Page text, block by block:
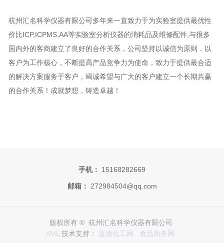
杭州汇名科学仪器有限公司多年来一直致力于为实验室提供最优性
价比ICP,ICPMS,AA等实验室分析仪器的消耗品及维修配件,与很多
国内外的客商建立了良好的合作关系，公司坚持以诚信为原则，以
客户为工作核心，不断提高产品竞争力为使命，致力于提供最合适
的解决方案服务于客户，竭诚希望与广大的客户建立一个长期共赢
的合作关系！成就梦想，铸造卓越！
手机： 15168282669
邮箱： 272984504@qq.com
版权所有 © 杭州汇名科学仪器有限公司
XML 技术支持： 盖德化工网 食品商务网